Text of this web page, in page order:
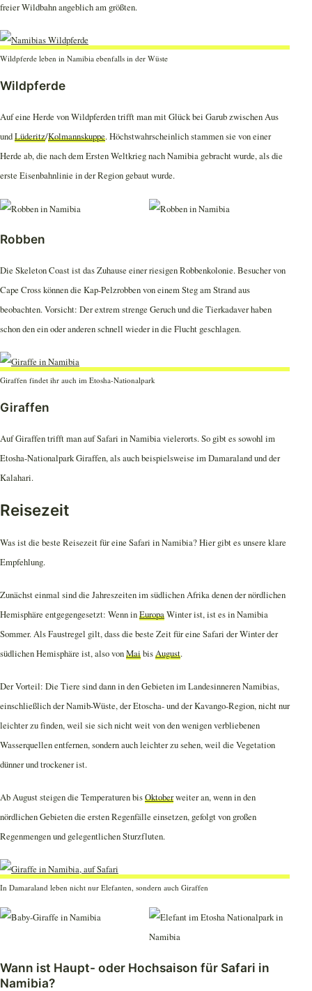
freier Wildbahn angeblich am größten.
Wildpferde leben in Namibia ebenfalls in der Wüste
Wildpferde
Auf eine Herde von Wildpferden trifft man mit Glück bei Garub zwischen Aus
undLüderitz/Kolmannskuppe. Höchstwahrscheinlich stammen sie von einer
Herde ab, die nach dem Ersten Weltkrieg nach Namibia gebracht wurde, als die
erste Eisenbahnlinie in der Region gebaut wurde.
Robben
Die Skeleton Coast ist das Zuhause einer riesigen Robbenkolonie. Besucher von
Cape Cross können die Kap-Pelzrobben von einem Steg am Strand aus
beobachten. Vorsicht: Der extrem strenge Geruch und die Tierkadaver haben
schon den ein oder anderen schnell wieder in die Flucht geschlagen.
Giraffen findet ihr auch im Etosha-Nationalpark
Giraffen
Auf Giraffen trifft man auf Safari in Namibia vielerorts. So gibt es sowohl im
Etosha-Nationalpark Giraffen, als auch beispielsweise im Damaraland und der
Kalahari.
Reisezeit
Was ist die beste Reisezeit für eine Safari in Namibia? Hier gibt es unsere klare
Empfehlung.
Zunächst einmal sind die Jahreszeiten im südlichen Afrika denen der nördlichen
Hemisphäre entgegengesetzt: Wenn inEuropaWinter ist, ist es in Namibia
Sommer. Als Faustregel gilt, dass die beste Zeit für eine Safari der Winter der
südlichen Hemisphäre ist, also vonMaibisAugust.
Der Vorteil: Die Tiere sind dann in den Gebieten im Landesinneren Namibias,
einschließlich der Namib-Wüste, der Etoscha- und der Kavango-Region, nicht nur
leichter zu finden, weil sie sich nicht weit von den wenigen verbliebenen
Wasserquellen entfernen, sondern auch leichter zu sehen, weil die Vegetation
dünner und trockener ist.
Ab August steigen die Temperaturen bisOktoberweiter an, wenn in den
nördlichen Gebieten die ersten Regenfälle einsetzen, gefolgt von großen
Regenmengen und gelegentlichen Sturzfluten.
In Damaraland leben nicht nur Elefanten, sondern auch Giraffen
Wann ist Haupt- oder Hochsaison für Safari in
Namibia?